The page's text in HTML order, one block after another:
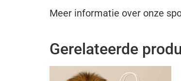
Meer informatie over onze
Gerelateerde